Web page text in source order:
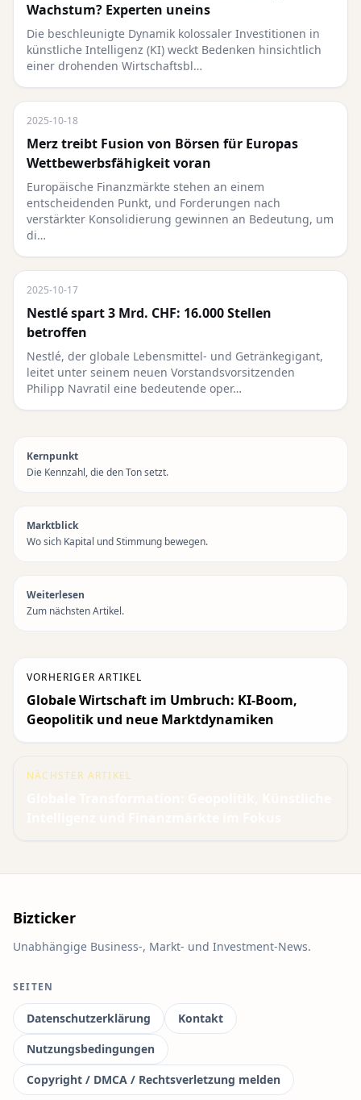
Wachstum? Experten uneins
Die beschleunigte Dynamik kolossaler Investitionen in
künstliche Intelligenz (KI) weckt Bedenken hinsichtlich
einer drohenden Wirtschaftsbl…
2025-10-18
Merz treibt Fusion von Börsen für Europas
Wettbewerbsfähigkeit voran
Europäische Finanzmärkte stehen an einem
entscheidenden Punkt, und Forderungen nach
verstärkter Konsolidierung gewinnen an Bedeutung, um
di…
2025-10-17
Nestlé spart 3 Mrd. CHF: 16.000 Stellen
betroffen
Nestlé, der globale Lebensmittel- und Getränkegigant,
leitet unter seinem neuen Vorstandsvorsitzenden
Philipp Navratil eine bedeutende oper…
Kernpunkt
Die Kennzahl, die den Ton setzt.
Marktblick
Wo sich Kapital und Stimmung bewegen.
Weiterlesen
Zum nächsten Artikel.
VORHERIGER ARTIKEL
Globale Wirtschaft im Umbruch: KI-Boom,
Geopolitik und neue Marktdynamiken
NÄCHSTER ARTIKEL
Bizticker
Unabhängige Business-, Markt- und Investment-News.
SEITEN
Datenschutzerklärung
Kontakt
Nutzungsbedingungen
Copyright / DMCA / Rechtsverletzung melden